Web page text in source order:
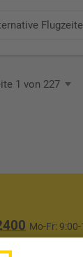
1 von 227
Mo-Fr: